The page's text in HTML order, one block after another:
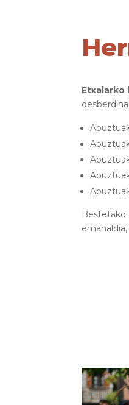
Etxalarko
Bestetako